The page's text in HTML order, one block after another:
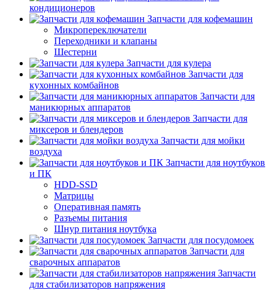
кондиционеров
Запчасти для кофемашин
Микропереключатели
Переходники и клапаны
Шестерни
Запчасти для кулера
Запчасти для
кухонных комбайнов
Запчасти для
маникюрных аппаратов
Запчасти для
миксеров и блендеров
Запчасти для мойки
воздуха
Запчасти для ноутбуков
и ПК
HDD-SSD
Матрицы
Оперативная память
Разъемы питания
Шнур питания ноутбука
Запчасти для посудомоек
Запчасти для
сварочных аппаратов
Запчасти
для стабилизаторов напряжения